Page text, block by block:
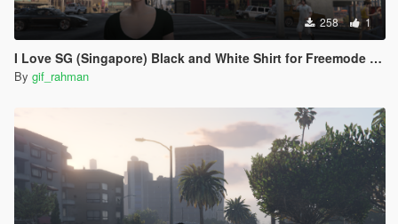
258 1
I Love SG (Singapore) Black and White Shirt for Freemode Player
By gif_rahman